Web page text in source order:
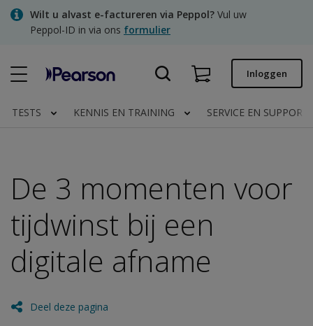
SkipWilt u alvast e-factureren via Peppol? Vul uw
Peppol-ID in via ons formulier
Snel bestellen
Clinical | NL
Inloggen
TESTS KENNIS EN TRAINING SERVICE EN SUPPORT
De 3 momenten voor
tijdwinst bij een
digitale afname
Deel deze pagina